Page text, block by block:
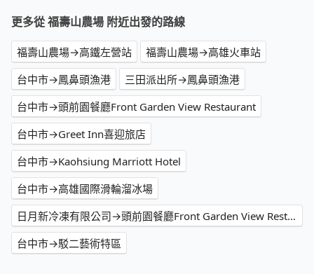
更多從 福壽山農場 附近出發的路線
福壽山農場→高鐵左營站
福壽山農場→高雄火車站
台中市→鳳鼻頭漁港
三田派出所→鳳鼻頭漁港
台中市→頭前園餐廳Front Garden View Restaurant
台中市→Greet Inn喜迎旅店
台中市→Kaohsiung Marriott Hotel
台中市→高雄國際滑輪溜冰場
日月新冷凍有限公司→頭前園餐廳Front Garden View Restaurant
台中市→駁二藝術特區